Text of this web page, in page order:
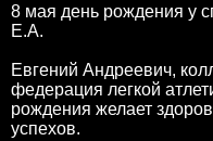
8 мая день рождения у
Е.А.
Евгений Андреевич,
федерация легкой
рождения желает
успехов.